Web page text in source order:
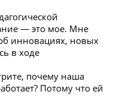
— это мое. Мне
инновациях, новых
в ходе
почему наша
Потому что ей